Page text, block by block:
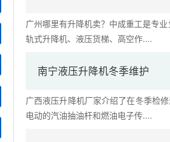
广州哪里有升降机卖？中成重工是专
轨式升降机、液压货梯、高空作....
南宁液压升降机冬季维护
广西液压升降机厂家介绍了在冬季检
电动的汽油抽油杆和燃油电子传....